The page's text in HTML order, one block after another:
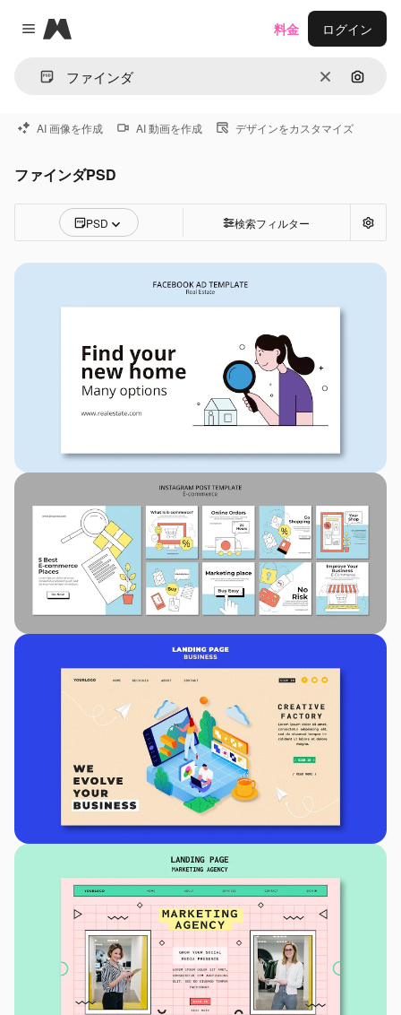
Close menu
Magnific
消去 画像で
料金 ログイン
AI 画像を作成 AI 動画を作成 デザインをカスタマイズ
ファインダPSD
PSD 検索フィルター